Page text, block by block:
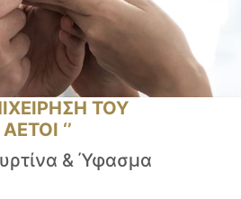
ΤΟΥ
‘’
& Ύφασμα